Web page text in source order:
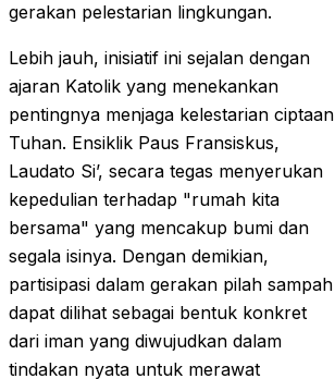
gerakan pelestarian lingkungan.
Lebih jauh, inisiatif ini sejalan dengan
ajaran Katolik yang menekankan
pentingnya menjaga kelestarian ciptaan
Tuhan. Ensiklik Paus Fransiskus,
Laudato Si’, secara tegas menyerukan
kepedulian terhadap "rumah kita
bersama" yang mencakup bumi dan
segala isinya. Dengan demikian,
partisipasi dalam gerakan pilah sampah
dapat dilihat sebagai bentuk konkret
dari iman yang diwujudkan dalam
tindakan nyata untuk merawat